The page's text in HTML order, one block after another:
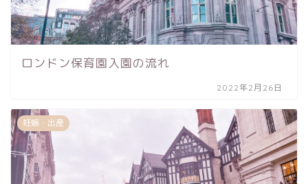
ロンドン保育園入園の流れ
2022年2月26日
妊娠・出産